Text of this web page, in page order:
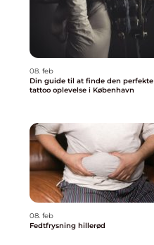
08. feb
Din guide til at finde den perfekte
tattoo oplevelse i København
08. feb
Fedtfrysning hillerød